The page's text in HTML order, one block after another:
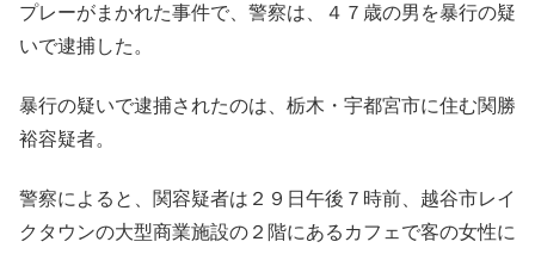
プレーがまかれた事件で、警察は、４７歳の男を暴行の疑
いで逮捕した。
暴行の疑いで逮捕されたのは、栃木・宇都宮市に住む関勝
裕容疑者。
警察によると、関容疑者は２９日午後７時前、越谷市レイ
クタウンの大型商業施設の２階にあるカフェで客の女性に